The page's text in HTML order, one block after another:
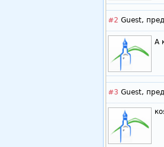
#2 Guest,
А
#3 Guest,